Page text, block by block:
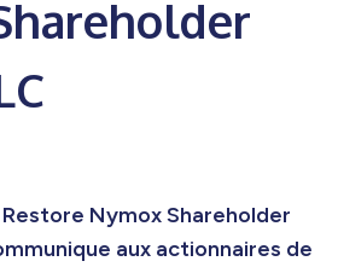
Nymox Shareholder
aux actionnaires de